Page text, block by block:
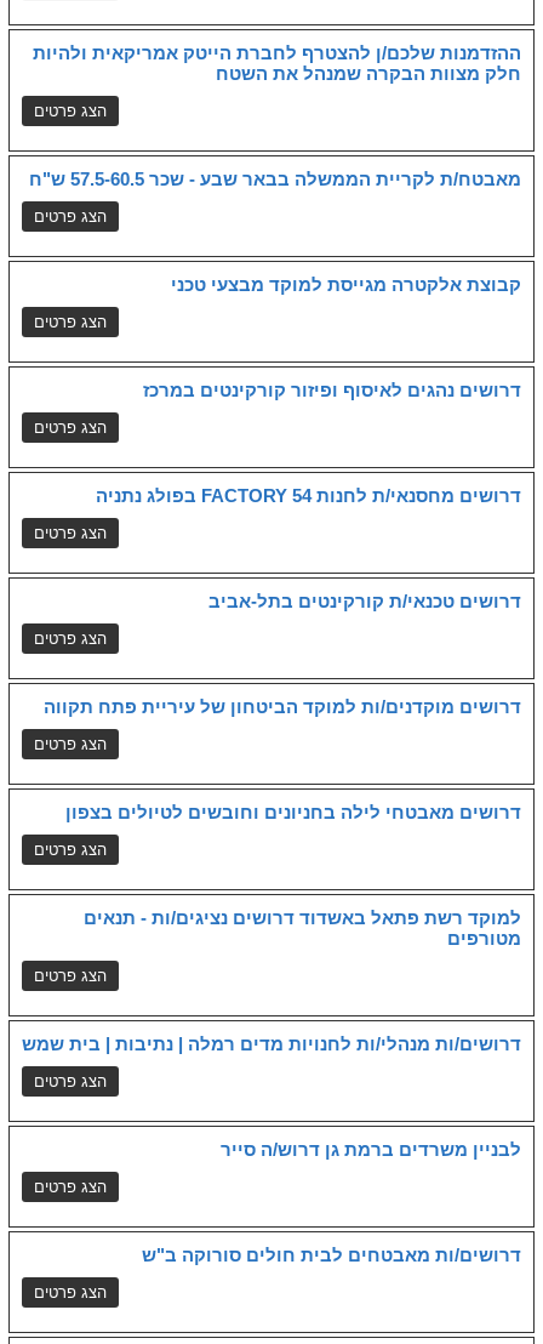
ההזדמנות שלכם/ן להצטרף לחברת הייטק אמריקאית ולהיות
חלק מצוות הבקרה שמנהל את השטח
מאבטח/ת לקריית הממשלה בבאר שבע - שכר 57.5-60.5 ש"ח
קבוצת אלקטרה מגייסת למוקד מבצעי טכני
דרושים נהגים לאיסוף ופיזור קורקינטים במרכז
דרושים מחסנאי/ת לחנות FACTORY 54 בפולג נתניה
דרושים טכנאי/ת קורקינטים בתל-אביב
דרושים מוקדנים/ות למוקד הביטחון של עיריית פתח תקווה
דרושים מאבטחי לילה בחניונים וחובשים לטיולים בצפון
למוקד רשת פתאל באשדוד דרושים נציגים/ות - תנאים
מטורפים
דרושים/ות מנהלי/ות לחנויות מדים רמלה | נתיבות | בית שמש
לבניין משרדים ברמת גן דרוש/ה סייר
דרושים/ות מאבטחים לבית חולים סורוקה ב"ש